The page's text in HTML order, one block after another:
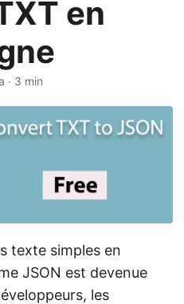
en
· 3 min
texte simples en
JSON est devenue
les